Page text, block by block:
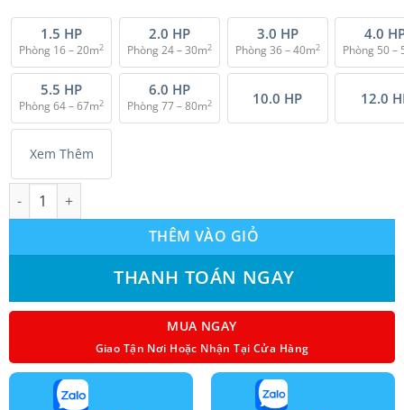
1.5 HP
Phòng 16 – 20m2
2.0 HP
Phòng 24 – 30m2
3.0 HP
Phòng 36 – 40m2
4.0
Phòng 50 –
5.5 HP
Phòng 64 – 67m2
6.0 HP
Phòng 77 – 80m2 10.0 HP 12.0
Xem Thêm
Máy lạnh giấu trần nối ống gió Sumikura (1.5 Hp) ACS/APO-120
THÊM VÀO GIỎ
THANH TOÁN NGAY
MUA NGAY
Giao Tận Nơi Hoặc Nhận Tại Cửa Hàng